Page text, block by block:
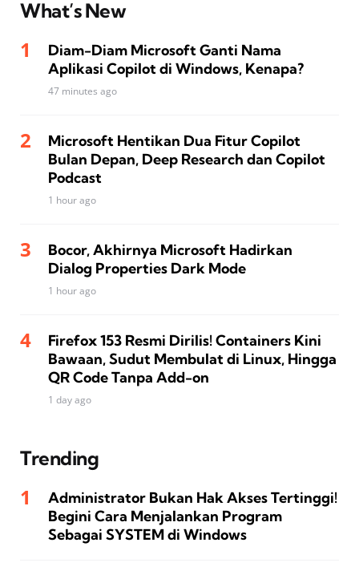
What’s New
Diam-Diam Microsoft Ganti Nama
Aplikasi Copilot di Windows, Kenapa?
47 minutes ago
Microsoft Hentikan Dua Fitur Copilot
Bulan Depan, Deep Research dan Copilot
Podcast
1 hour ago
Bocor, Akhirnya Microsoft Hadirkan
Dialog Properties Dark Mode
1 hour ago
Firefox 153 Resmi Dirilis! Containers Kini
Bawaan, Sudut Membulat di Linux, Hingga
QR Code Tanpa Add-on
1 day ago
Trending
Administrator Bukan Hak Akses Tertinggi!
Begini Cara Menjalankan Program
Sebagai SYSTEM di Windows